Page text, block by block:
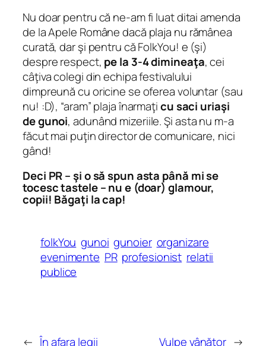
Nu doar pentru că ne-am fi luat ditai amenda
de la Apele Române dacă plaja nu rămânea
curată, dar şi pentru că FolkYou! e (şi)
despre respect, pe la 3-4 dimineaţa, cei
câţiva colegi din echipa festivalului
dimpreună cu oricine se oferea voluntar (sau
nu! :D), “aram” plaja înarmaţicu saci uriaşi
de gunoi, adunând mizeriile. Şi asta nu m-a
făcut mai puţin director de comunicare, nici
gând!
Deci PR – şi o să spun asta până mi se
tocesc tastele – nu e (doar) glamour,
copii! Băgaţi la cap!
folkYou gunoi gunoier organizare
evenimente PR profesionist relatii
publice
← În afara legii Vulpe vânător →